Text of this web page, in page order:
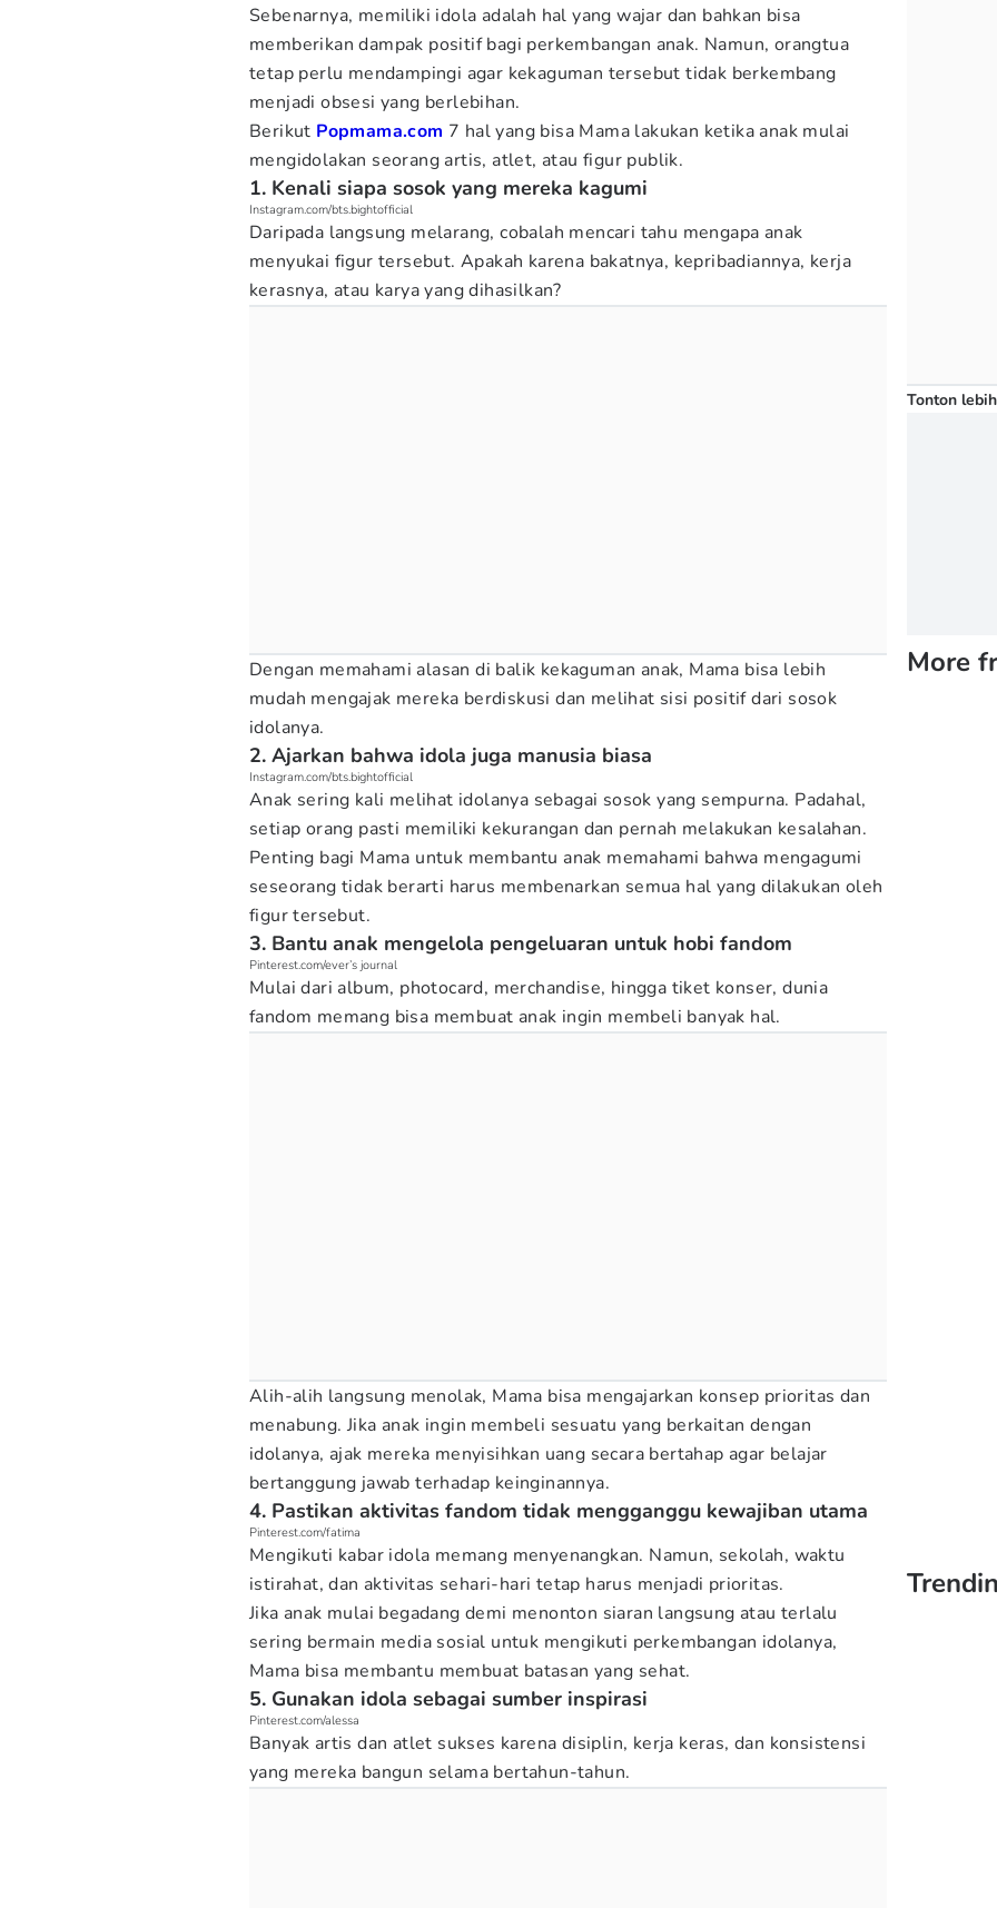
Sebenarnya, memiliki idola adalah hal yang wajar dan bahkan bisa
memberikan dampak positif bagi perkembangan anak. Namun, orangtua
tetap perlu mendampingi agar kekaguman tersebut tidak berkembang
menjadi obsesi yang berlebihan.
Berikut Popmama.com 7 hal yang bisa Mama lakukan ketika anak mulai
mengidolakan seorang artis, atlet, atau figur publik.
1. Kenali siapa sosok yang mereka kagumi
Instagram.com/bts.bightofficial
Daripada langsung melarang, cobalah mencari tahu mengapa anak
menyukai figur tersebut. Apakah karena bakatnya, kepribadiannya, kerja
kerasnya, atau karya yang dihasilkan?
Dengan memahami alasan di balik kekaguman anak, Mama bisa lebih
mudah mengajak mereka berdiskusi dan melihat sisi positif dari sosok
idolanya.
2. Ajarkan bahwa idola juga manusia biasa
Instagram.com/bts.bightofficial
Anak sering kali melihat idolanya sebagai sosok yang sempurna. Padahal,
setiap orang pasti memiliki kekurangan dan pernah melakukan kesalahan.
Penting bagi Mama untuk membantu anak memahami bahwa mengagumi
seseorang tidak berarti harus membenarkan semua hal yang dilakukan oleh
figur tersebut.
3. Bantu anak mengelola pengeluaran untuk hobi fandom
Pinterest.com/ever’s journal
Mulai dari album, photocard, merchandise, hingga tiket konser, dunia
fandom memang bisa membuat anak ingin membeli banyak hal.
Alih-alih langsung menolak, Mama bisa mengajarkan konsep prioritas dan
menabung. Jika anak ingin membeli sesuatu yang berkaitan dengan
idolanya, ajak mereka menyisihkan uang secara bertahap agar belajar
bertanggung jawab terhadap keinginannya.
4. Pastikan aktivitas fandom tidak mengganggu kewajiban utama
Pinterest.com/fatima
Mengikuti kabar idola memang menyenangkan. Namun, sekolah, waktu
istirahat, dan aktivitas sehari-hari tetap harus menjadi prioritas.
Jika anak mulai begadang demi menonton siaran langsung atau terlalu
sering bermain media sosial untuk mengikuti perkembangan idolanya,
Mama bisa membantu membuat batasan yang sehat.
5. Gunakan idola sebagai sumber inspirasi
Pinterest.com/alessa
Banyak artis dan atlet sukses karena disiplin, kerja keras, dan konsistensi
yang mereka bangun selama bertahun-tahun.
Tonton
More